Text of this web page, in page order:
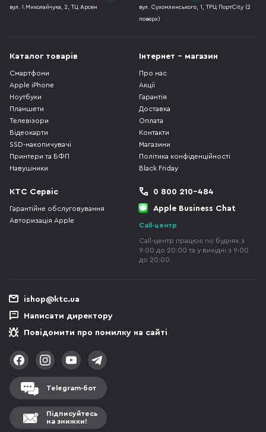
вул. І.Миколайчука, 2, ТЦ Арсен
вул. Сухомлинського, 1, ТРЦ ПортCity (2
поверх)
Каталог товарів
Смартфони
Apple iPhone
Ноутбуки
Планшети
Телевізори
Відеокарти
SSD-накопичувачі
Принтери та БФП
Навушники
Інтернет - магазин
Про нас
Акції
Гарантія
Доставка
Оплата
Контакти
Магазини
Політика конфіденційності
Black Friday
КТС Сервіс
Гарантійне обслуговування
Авторизація Apple
0 800 210-484
Apple Business Chat
Call-центр
Call-центр працює по буднях з
9:00 до 20:00 та у вихідні з 9:00
до 20:00
ishop@ktc.ua
Написати директору
Повідомити про помилку на сайті
Telegram-бот
Підписуйтесь
на знижки!